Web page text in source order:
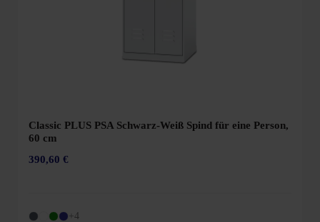
Classic PLUS PSA Schwarz-Weiß Spind für eine Person,
60 cm
390,60 €
+4